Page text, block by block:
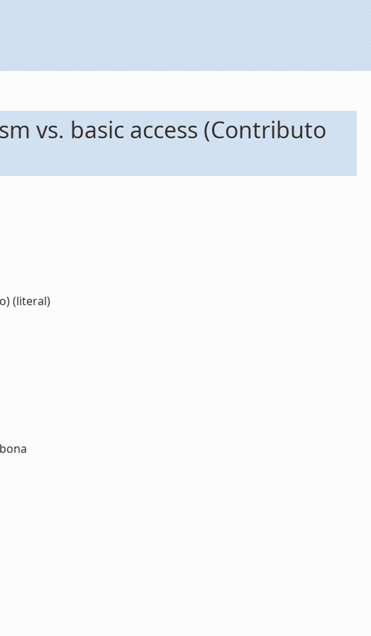
vs. basic access (Contributo
(literal)